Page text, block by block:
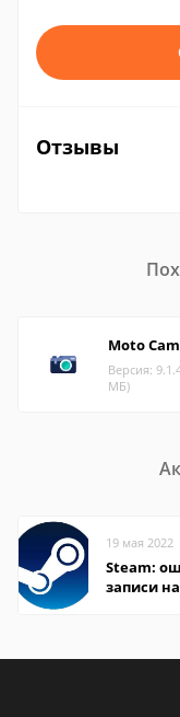
Отзывы
Moto
Версия:
МБ)
19 мая 2022
Steam:
записи